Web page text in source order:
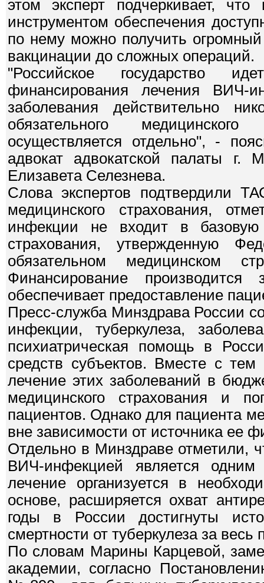
этом эксперт подчеркивает,
инструментом обеспечения
по нему можно получить
вакцинации до сложных операций.
"Российское государство
финансирования лечения ВИЧ-
заболевания действительно
обязательного
осуществляется отдельно", -
адвокат адвокатской палаты
Елизавета Селезнева.
Слова экспертов подтвердили
медицинского страхования,
инфекции не входит в базовую
страхования,
обязательном медицинском
Финансирование
обеспечивает предоставление
Пресс-служба Минздрава России
инфекции, туберкулеза,
психиатрическая помощь в
средств субъектов. Вместе с
лечение этих заболеваний в
медицинского страхования и
пациентов. Однако для пациента
вне зависимости от источника ее
Отдельно в Минздраве отметили,
ВИЧ-инфекцией является одним
лечение организуется в
основе, расширяется охват
годы в России достигнуты
смертности от туберкулеза за
По словам Марины Карцевой,
академии, согласно